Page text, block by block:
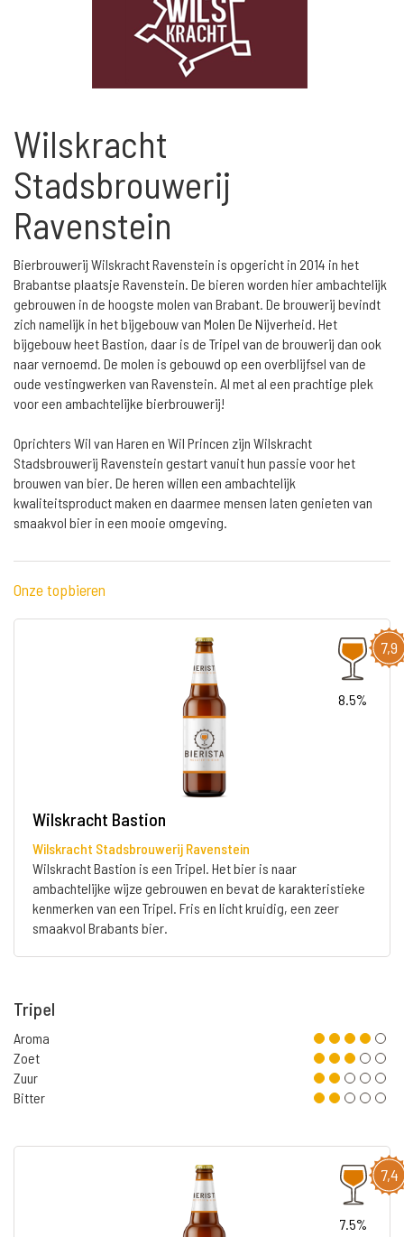
Wilskracht
Stadsbrouwerij
Ravenstein
Bierbrouwerij Wilskracht Ravenstein is opgericht in 2014 in het
Brabantse plaatsje Ravenstein. De bieren worden hier ambachtelijk
gebrouwen in de hoogste molen van Brabant. De brouwerij bevindt
zich namelijk in het bijgebouw van Molen De Nijverheid. Het
bijgebouw heet Bastion, daar is de Tripel van de brouwerij dan ook
naar vernoemd. De molen is gebouwd op een overblijfsel van de
oude vestingwerken van Ravenstein. Al met al een prachtige plek
voor een ambachtelijke bierbrouwerij!
Oprichters Wil van Haren en Wil Princen zijn Wilskracht
Stadsbrouwerij Ravenstein gestart vanuit hun passie voor het
brouwen van bier. De heren willen een ambachtelijk
kwaliteitsproduct maken en daarmee mensen laten genieten van
smaakvol bier in een mooie omgeving.
Onze topbieren
7,9
8.5%
Wilskracht Bastion
Wilskracht Stadsbrouwerij Ravenstein
Wilskracht Bastion is een Tripel. Het bier is naar
ambachtelijke wijze gebrouwen en bevat de karakteristieke
kenmerken van een Tripel. Fris en licht kruidig, een zeer
smaakvol Brabants bier.
Tripel
Aroma
Zoet
Zuur
Bitter
7,4
7.5%